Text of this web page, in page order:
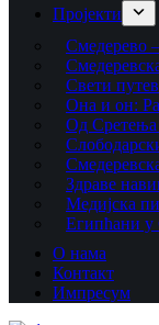
Пројекти
Смедерево
Свети
Она и он:
Од Сретења
Здраве
Медијска
Египћани у
О нама
Контакт
Импресум